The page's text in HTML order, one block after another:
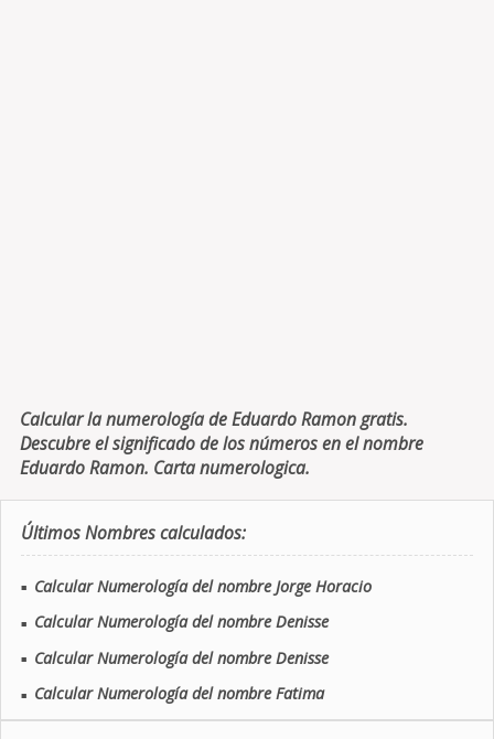
Calcular la numerología de Eduardo Ramon gratis.
Descubre el significado de los números en el nombre
Eduardo Ramon. Carta numerologica.
Últimos Nombres calculados:
■ Calcular Numerología del nombre Jorge Horacio
■ Calcular Numerología del nombre Denisse
■ Calcular Numerología del nombre Denisse
■ Calcular Numerología del nombre Fatima